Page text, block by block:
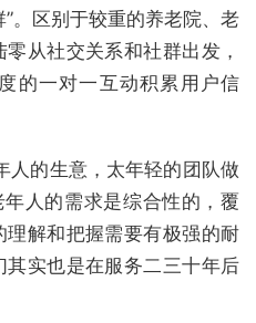
。区别于较重的养老院、老
从社交关系和社群出发，
的一对一互动积累用户信
人的生意，太年轻的团队做
人的需求是综合性的，覆
解和把握需要有极强的耐
实也是在服务二三十年后